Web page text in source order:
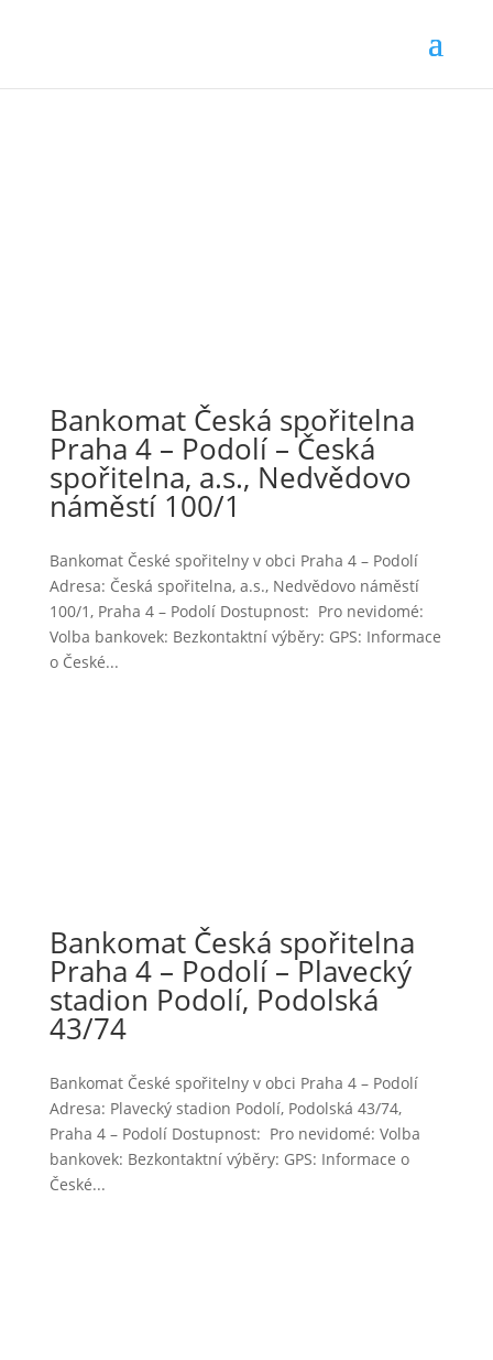
Bankomat Česká spořitelna
Praha 4 – Podolí – Česká
spořitelna, a.s., Nedvědovo
náměstí 100/1
Bankomat České spořitelny v obci Praha 4 – Podolí
Adresa: Česká spořitelna, a.s., Nedvědovo náměstí
100/1, Praha 4 – Podolí Dostupnost: Pro nevidomé:
Volba bankovek: Bezkontaktní výběry: GPS: Informace
o České...
Bankomat Česká spořitelna
Praha 4 – Podolí – Plavecký
stadion Podolí, Podolská
43/74
Bankomat České spořitelny v obci Praha 4 – Podolí
Adresa: Plavecký stadion Podolí, Podolská 43/74,
Praha 4 – Podolí Dostupnost: Pro nevidomé: Volba
bankovek: Bezkontaktní výběry: GPS: Informace o
České...